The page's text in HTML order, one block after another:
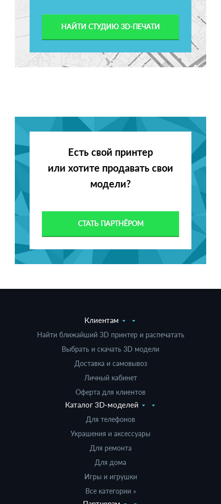
НАЙТИ СТУДИЮ 3D-ПЕЧАТИ
Есть свой принтер
или хотите продавать свои
модели?
СТАТЬ ПАРТНЁРОМ
Клиентам
Найти ближайший 3D принтер и распечатать
Выбрать и скачать 3D модели
Доставка и самовывоз
Личный кабинет
Оферта для клиентов
Каталог 3D-моделей
Для телефонов
Украшения и аксессуары
Для ремонта
Для дома
Игры и игрушки
Все категории »